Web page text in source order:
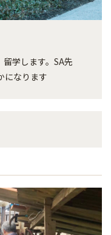
学します。SA先
になります